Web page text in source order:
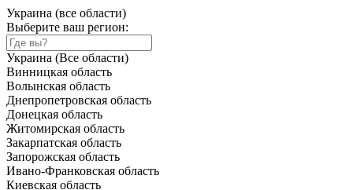
Украина (все области)
Выберите ваш регион:
Украина (Все области)
Винницкая область
Волынская область
Днепропетровская область
Донецкая область
Житомирская область
Закарпатская область
Запорожская область
Ивано-Франковская область
Киевская область